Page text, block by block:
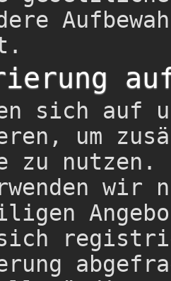
sich auf
um
zu nutzen.
wir